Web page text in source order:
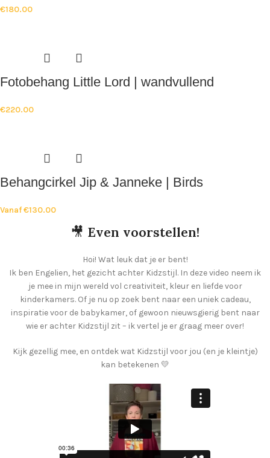
€180.00
Fotobehang Little Lord | wandvullend
€220.00
Behangcirkel Jip & Janneke | Birds
Vanaf€130.00
🎥 Even voorstellen!
Hoi! Wat leuk dat je er bent!
Ik ben Engelien, het gezicht achter Kidzstijl. In deze video neem ik
je mee in mijn wereld vol creativiteit, kleur en liefde voor
kinderkamers. Of je nu op zoek bent naar een uniek cadeau,
inspiratie voor de babykamer, of gewoon nieuwsgierig bent naar
wie er achter Kidzstijl zit – ik vertel je er graag meer over!
Kijk gezellig mee, en ontdek wat Kidzstijl voor jou (en je kleintje)
kan betekenen 💛